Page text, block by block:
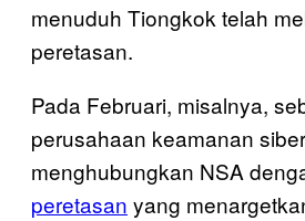
menuduh Tiongkok telah
peretasan.
Pada Februari, misalnya,
perusahaan keamanan siber
menghubungkan NSA
peretasan yang